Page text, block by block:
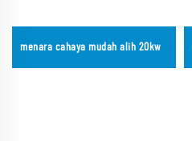
menara cahaya mudah alih 20kw